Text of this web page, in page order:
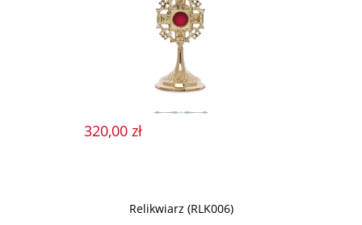
320,00 zł
Relikwiarz (RLK006)